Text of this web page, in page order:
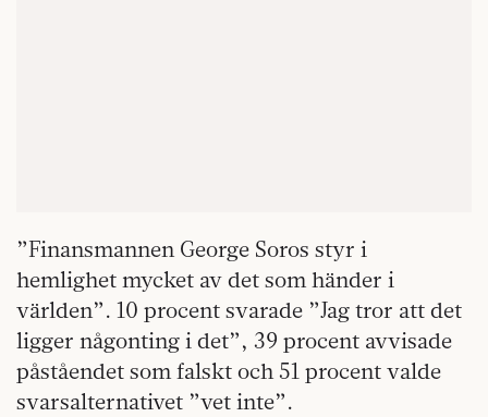
”Finansmannen George Soros styr i
hemlighet mycket av det som händer i
världen”. 10 procent svarade ”Jag tror att det
ligger någonting i det”, 39 procent avvisade
påståendet som falskt och 51 procent valde
svarsalternativet ”vet inte”.